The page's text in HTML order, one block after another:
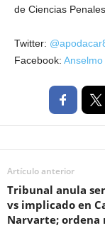
de Ciencias
Twitter:
Facebook: Anselmo
Artículo anterior
Tribunal anula
vs implicado en
Narvarte;